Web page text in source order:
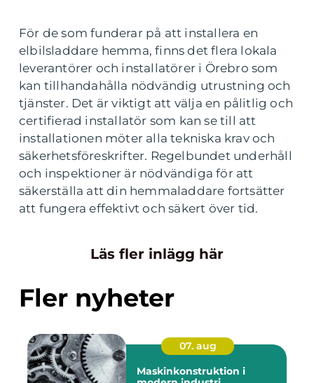
För de som funderar på att installera en
elbilsladdare hemma, finns det flera lokala
leverantörer och installatörer i Örebro som
kan tillhandahålla nödvändig utrustning och
tjänster. Det är viktigt att välja en pålitlig och
certifierad installatör som kan se till att
installationen möter alla tekniska krav och
säkerhetsföreskrifter. Regelbundet underhåll
och inspektioner är nödvändiga för att
säkerställa att din hemmaladdare fortsätter
att fungera effektivt och säkert över tid.
Läs fler inlägg här
Fler nyheter
07. aug
Maskinkonstruktion i